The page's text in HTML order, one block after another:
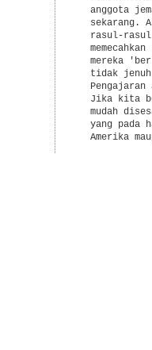
anggota
sekarang.
rasul-
memecahkan
mereka
tidak
Pengajaran
Jika kita
mudah
yang pada
Amerika